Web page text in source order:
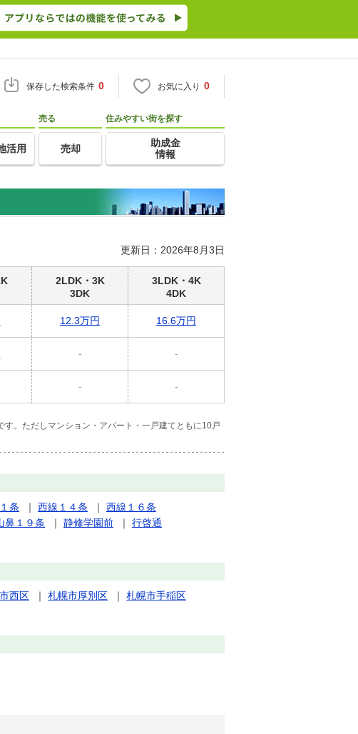
保存した検索条件 0 お気に入り 0
活用
売る
売却
住みやすい街を探す
助成金
情報
更新日：2026年8月3日
2LDK・3K
3DK
3LDK・4K
4DK
12.3万円 16.6万円
- -
- -
。ただしマンション・アパート・一戸建てともに10戸
条 ｜ 西線１４条 ｜ 西線１６条
鼻１９条 ｜ 静修学園前 ｜ 行啓通
西区 ｜ 札幌市厚別区 ｜ 札幌市手稲区